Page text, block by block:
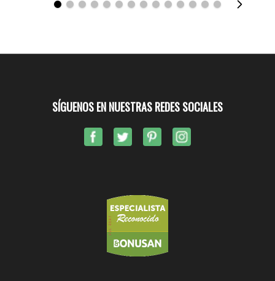
SÍGUENOS EN NUESTRAS REDES SOCIALES